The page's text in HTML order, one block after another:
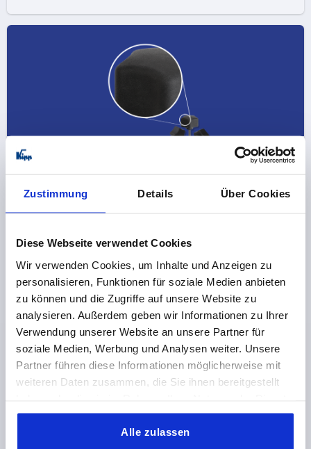
Zustimmung Details Über Cookies
Diese Webseite verwendet Cookies
Wir verwenden Cookies, um Inhalte und Anzeigen zu
personalisieren, Funktionen für soziale Medien anbieten
zu können und die Zugriffe auf unsere Website zu
analysieren. Außerdem geben wir Informationen zu Ihrer
Verwendung unserer Website an unsere Partner für
soziale Medien, Werbung und Analysen weiter. Unsere
Partner führen diese Informationen möglicherweise mit
weiteren Daten zusammen, die Sie ihnen bereitgestellt
gesammelt haben.
Alle zulassen
NF metals